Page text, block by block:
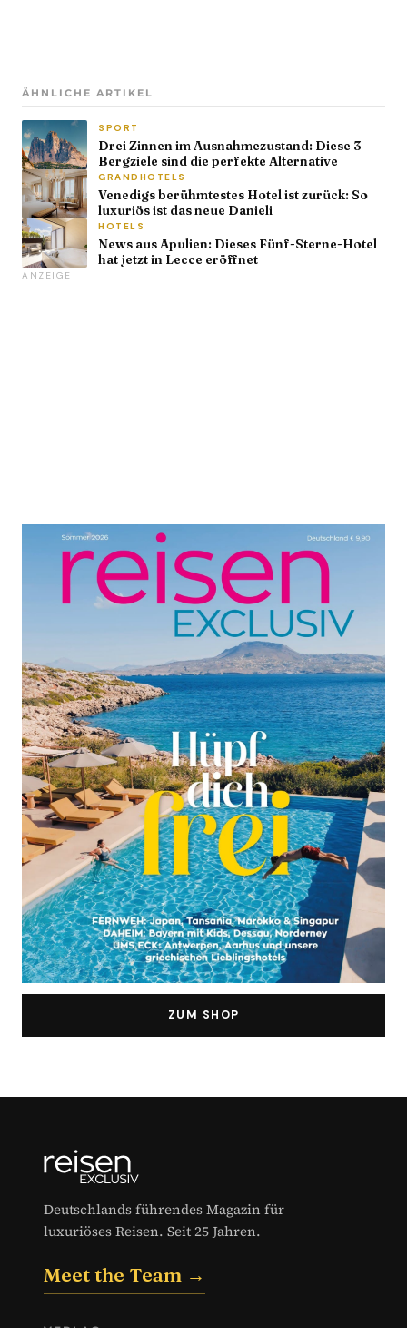
ZUM SHOP
ÄHNLICHE ARTIKEL
SPORT
Drei Zinnen im Ausnahmezustand: Diese 3
Bergziele sind die perfekte Alternative
GRANDHOTELS
Venedigs berühmtestes Hotel ist zurück: So
luxuriös ist das neue Danieli
HOTELS
News aus Apulien: Dieses Fünf-Sterne-Hotel
hat jetzt in Lecce eröffnet
ANZEIGE
Deutschlands führendes Magazin für
luxuriöses Reisen. Seit 25 Jahren.
Meet the Team →